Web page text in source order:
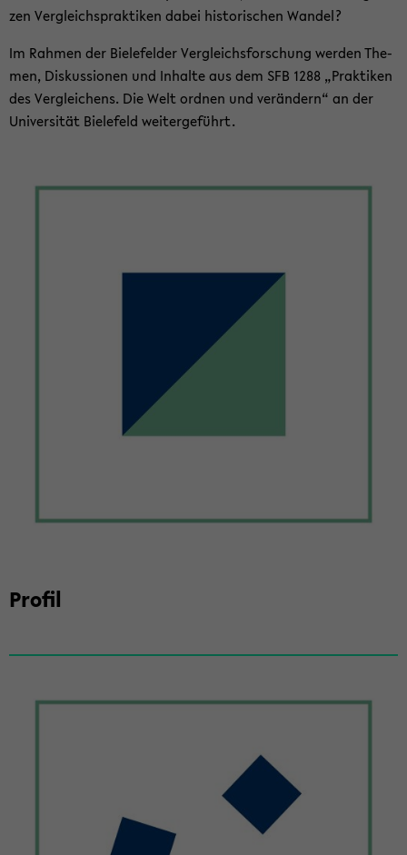
zen Ver­gleichs­prak­ti­ken dabei his­to­ri­schen Wan­del?
Im Rah­men der Bie­le­fel­der Ver­gleichs­for­schung wer­den The­
men, Dis­kus­sio­nen und In­hal­te aus dem SFB 1288 „Prak­ti­ken
des Ver­glei­chens. Die Welt ord­nen und ver­än­dern“ an der
Uni­ver­si­tät Bie­le­feld wei­ter­ge­führt.
Pro­fil